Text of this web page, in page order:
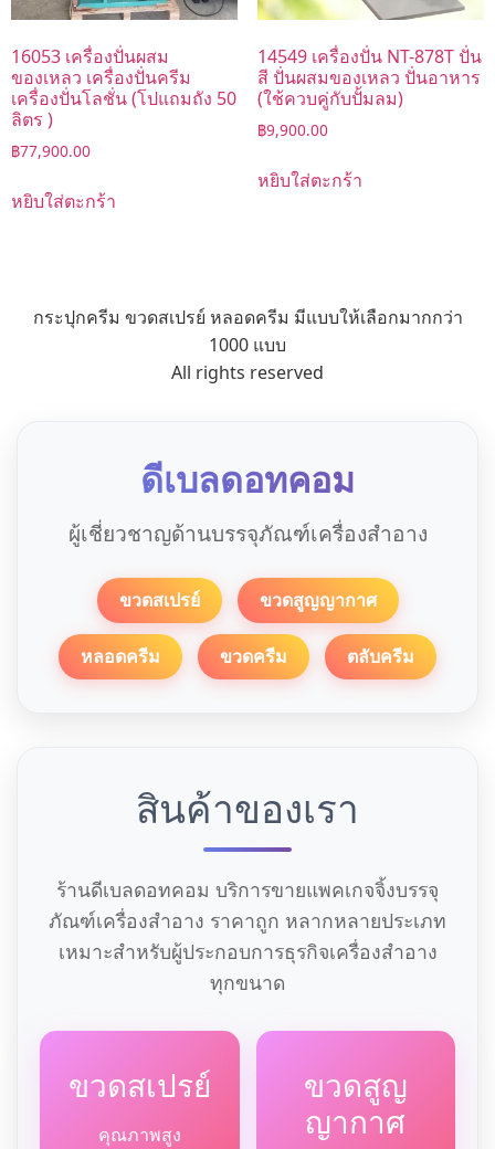
16053 เครื่องปั่นผสม
ของเหลว เครื่องปั่นครีม
เครื่องปั่นโลชั่น (โปแถมถัง 50
ลิตร )
฿77,900.00
หยิบใส่ตะกร้า
14549 เครื่องปั่น NT-878T ปั่น
สี ปั่นผสมของเหลว ปั่นอาหาร
(ใช้ควบคู่กับปั้มลม)
฿9,900.00
หยิบใส่ตะกร้า
กระปุกครีม ขวดสเปรย์ หลอดครีม มีแบบให้เลือกมากกว่า
1000 แบบ
All rights reserved
ดีเบลดอทคอม
ผู้เชี่ยวชาญด้านบรรจุภัณฑ์เครื่องสำอาง
ขวดสเปรย์ ขวดสูญญากาศ
หลอดครีม ขวดครีม ตลับครีม
สินค้าของเรา
ร้านดีเบลดอทคอม บริการขายแพคเกจจิ้งบรรจุ
ภัณฑ์เครื่องสำอาง ราคาถูก หลากหลายประเภท
เหมาะสำหรับผู้ประกอบการธุรกิจเครื่องสำอาง
ทุกขนาด
ขวดสเปรย์
คุณภาพสูง
ขวดสูญ
ญากาศ